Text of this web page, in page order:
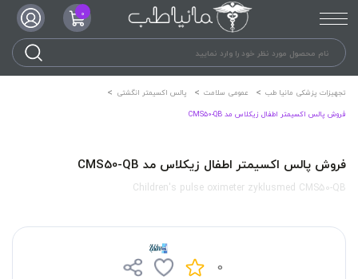
0
تجهیزات پزشکی مانیا طب عمومی سلامت
پالس اکسیمتر انگشتی
فروش پالس اکسیمتر اطفال زیکلاس مد CMS50-QB
فروش پالس اکسیمتر اطفال زیکلاس مد CMS50-QB
Children's pulse oximeter zyklusmed CMS50-QB
0